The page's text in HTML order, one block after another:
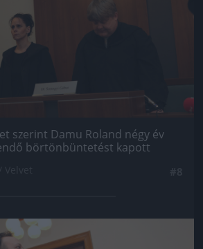
szerint Damu Roland négy év
börtönbüntetést kapott
Jön még kép!